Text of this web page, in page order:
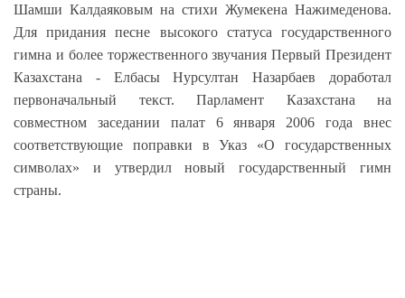
Шамши Калдаяковым на стихи Жумекена Нажимеденова.
Для придания песне высокого статуса государственного
гимна и более торжественного звучания Первый Президент
Казахстана - Елбасы Нурсултан Назарбаев доработал
первоначальный текст. Парламент Казахстана на
совместном заседании палат 6 января 2006 года внес
соответствующие поправки в Указ «О государственных
символах» и утвердил новый государственный гимн
страны.